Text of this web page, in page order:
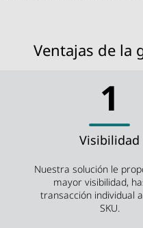
Ventajas de la
1
Visibilidad
Nuestra solución le
mayor visibilidad,
transacción individual
SKU.